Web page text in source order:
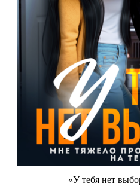
«У тебя нет